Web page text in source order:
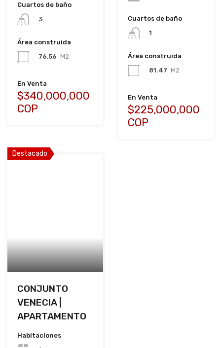
Cuartos de baño
3
Área construida
76.56 M2
En Venta
$340,000,000
COP
Cuartos de baño
1
Área construida
81.47 M2
En Venta
$225,000,000
COP
Destacado
CONJUNTO
VENECIA |
APARTAMENTO
Habitaciones